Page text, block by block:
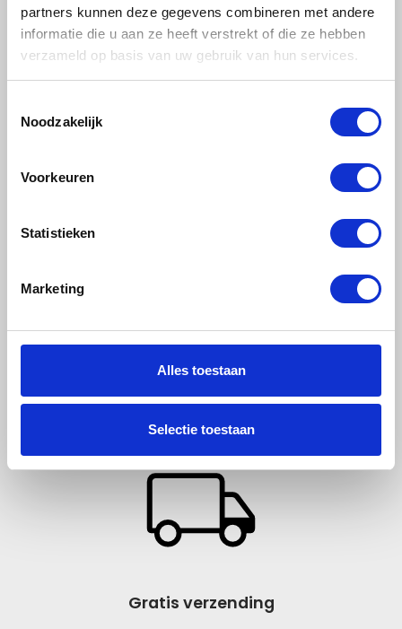
partners kunnen deze gegevens combineren met andere
informatie die u aan ze heeft verstrekt of die ze hebben
verzameld op basis van uw gebruik van hun services.
Noodzakelijk
Voorkeuren
Statistieken
Marketing
Alles toestaan
Selectie toestaan
perfecte keuze voor
een stijlvolle,
duurzame en
fotopresentatie.
Vandaag besteld,
verzonden binnen 3-5 werkdagen
Gratis verzending